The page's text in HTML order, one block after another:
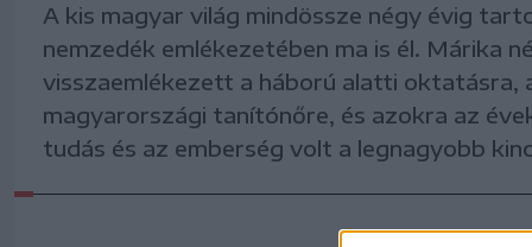
A kis magyar világ mindössze négy évig
nemzedék emlékezetében ma is él. Márika
visszaemlékezett a háború alatti oktatásra,
magyarországi tanítónőre, és azokra az
tudás és az emberség volt a legnagyobb